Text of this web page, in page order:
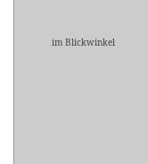
im Blickwinkel